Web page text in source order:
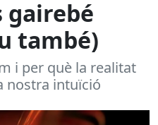
gairebé
també)
i per què la realitat
nostra intuïció